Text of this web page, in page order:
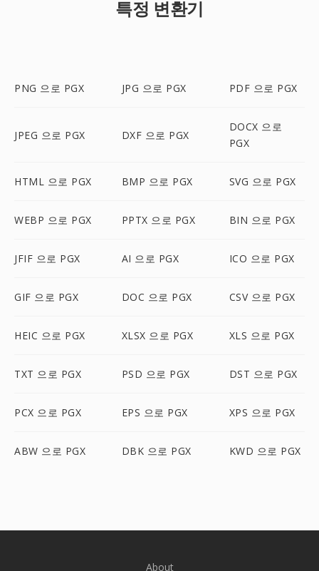
특정 변환기
PNG 으로 PGX JPG 으로 PGX PDF 으로 PGX
JPEG 으로 PGX DXF 으로 PGX
DOCX 으로
PGX
HTML 으로 PGX BMP 으로 PGX SVG 으로 PGX
WEBP 으로 PGX PPTX 으로 PGX BIN 으로 PGX
JFIF 으로 PGX AI 으로 PGX ICO 으로 PGX
GIF 으로 PGX DOC 으로 PGX CSV 으로 PGX
HEIC 으로 PGX XLSX 으로 PGX XLS 으로 PGX
TXT 으로 PGX PSD 으로 PGX DST 으로 PGX
PCX 으로 PGX EPS 으로 PGX XPS 으로 PGX
ABW 으로 PGX DBK 으로 PGX KWD 으로 PGX
About